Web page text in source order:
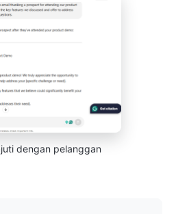
dengan pelanggan